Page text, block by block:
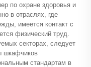
по охране здоровья и
в отраслях, где
имеется контакт с
физический труд.
секторах, следует
шкафчиков
стандартам в